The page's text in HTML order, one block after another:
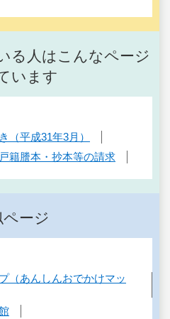
る人はこんなページ
います
（平成31年3月）
籍謄本・抄本等の請求
ページ
（あんしんおでかけマッ